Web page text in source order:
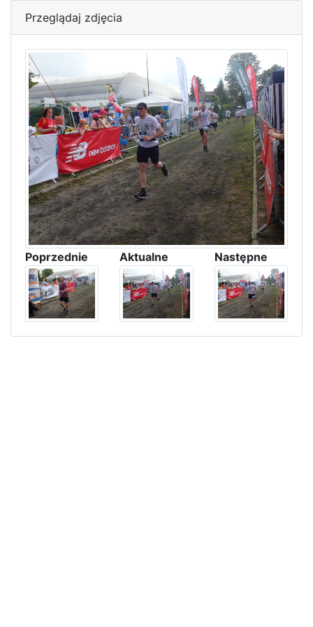
Przeglądaj zdjęcia
Poprzednie Aktualne Następne